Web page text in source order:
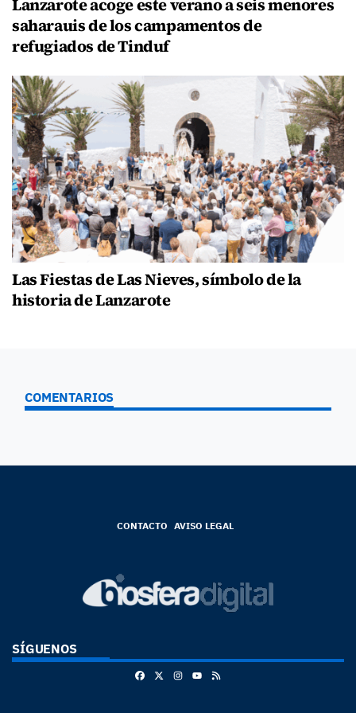
Lanzarote acoge este verano a seis menores
saharauis de los campamentos de
refugiados de Tinduf
Las Fiestas de Las Nieves, símbolo de la
historia de Lanzarote
COMENTARIOS
CONTACTO AVISO LEGAL
SÍGUENOS
FacebookInstagram